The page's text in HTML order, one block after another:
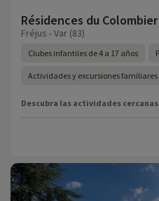
Résidences du
Fréjus - Var (83)
Clubes infantiles de 4 a 17 años
Actividades y excursiones familiares
Descubra las actividades cercanas